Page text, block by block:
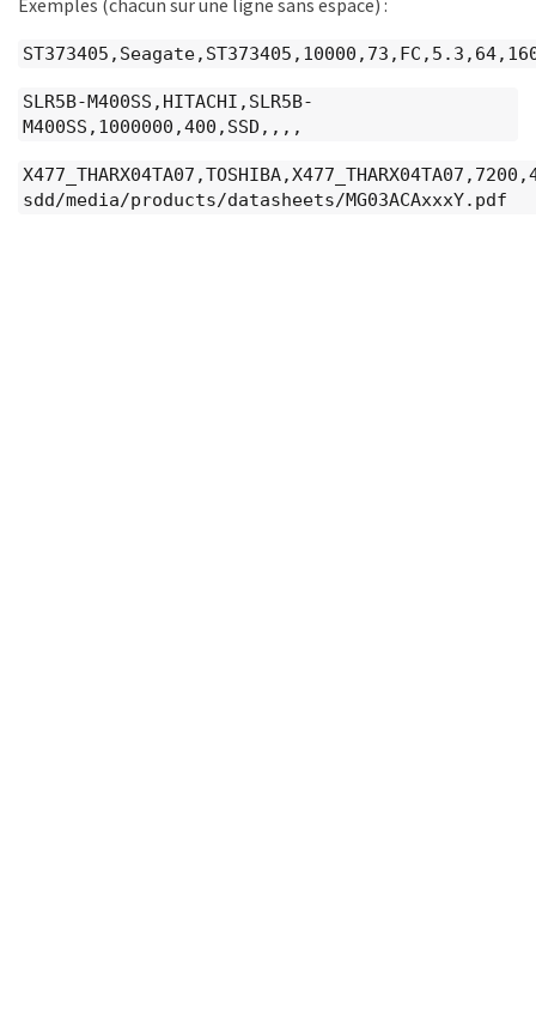
SLR5B-M400SS,HITACHI,SLR5B-
M400SS,1000000,400,SSD,,,,
sdd/media/products/datasheets/MG03ACAxxxY.pdf